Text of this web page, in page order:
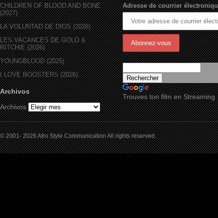
CHILDREN OF BLOOD AND BONE
(2027)
LA VOLUNTAD DE DIOS (2026)
LES VACANCES DE GOLO &
RITCHIE (2026)
YOUNGBLOOD (2025)
I LOVE BOOSTERS (2026)
Archivos
Archivos
Adresse de courrier
Trouves ton film en Streaming
© 2001- 2026 Afro Style Communication All rights reserved.